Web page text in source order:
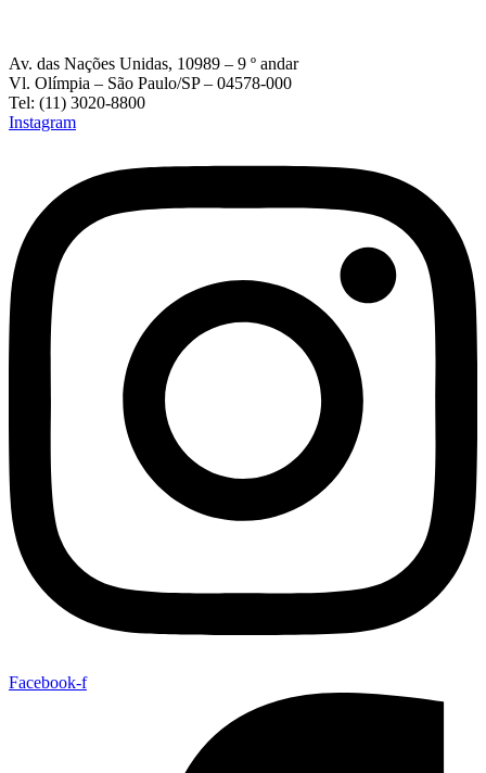
Av. das Nações Unidas, 10989 – 9 º andar
Vl. Olímpia – São Paulo/SP – 04578-000
Tel: (11) 3020-8800
Instagram
Facebook-f